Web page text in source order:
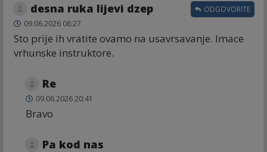
desna ruka lijevi dzep
09.06.2026 08:27
Sto prije ih vratite ovamo na usavrsavanje. Imace
vrhunske instruktore.
ODGOVORITE
Re
09.06.2026 20:41
Bravo
Pa kod nas